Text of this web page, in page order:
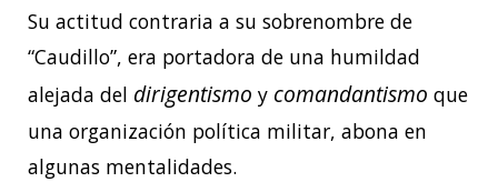
Su actitud contraria a su sobrenombre de
“Caudillo”, era portadora de una humildad
alejada del dirigentismo y comandantismo que
una organización política militar, abona en
algunas mentalidades.